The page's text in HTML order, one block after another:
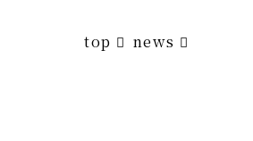
top news